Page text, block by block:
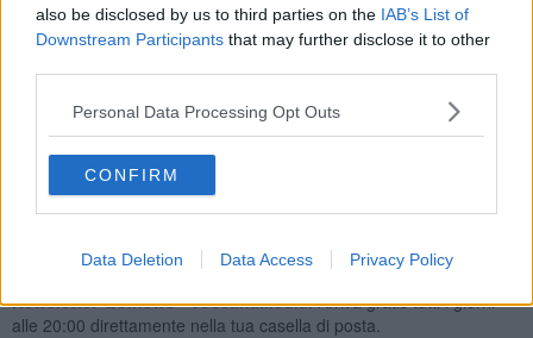
also be disclosed by us to third parties on the IAB’s List of
Downstream Participants that may further disclose it to other
Personal Data Processing Opt Outs
CONFIRM
Data Deletion Data Access Privacy Policy
Il ricordo di Ilaria. L’appuntamento di Fauglia si è aperto con
minuto di silenzio per la scomparsa della 18enne livorneseIlaria
, che aveva partecipato alle selezioni regionali di Miss
Mondo due stagioni fa.
Se vuoi leggere le notizie principali della Toscana iscriviti alla
Newsletter QUInews - ToscanaMedia.Arriva gratis tutti i giorni
alle 20:00 direttamente nella tua casella di posta.